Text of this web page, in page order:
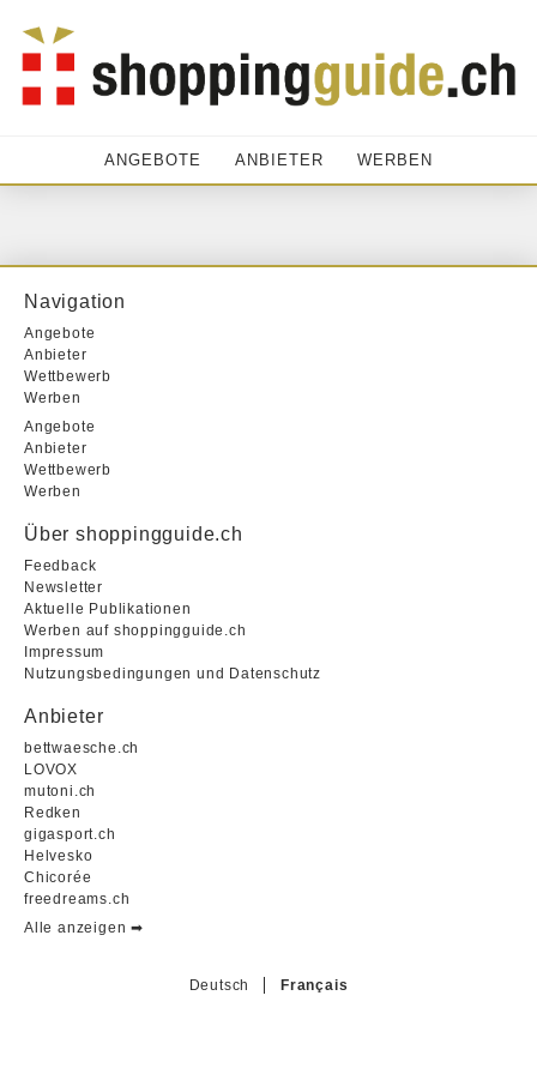
ANGEBOTE ANBIETER WERBEN
Navigation
Angebote
Anbieter
Wettbewerb
Werben
Angebote
Anbieter
Wettbewerb
Werben
Über shoppingguide.ch
Feedback
Newsletter
Aktuelle Publikationen
Werben auf shoppingguide.ch
Impressum
Nutzungsbedingungen und Datenschutz
Anbieter
bettwaesche.ch
LOVOX
mutoni.ch
Redken
gigasport.ch
Helvesko
Chicorée
freedreams.ch
Alle anzeigen ➡︎
Deutsch Français